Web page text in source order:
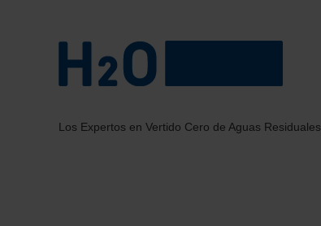
Los Expertos en Vertido Cero de Aguas Residuales.